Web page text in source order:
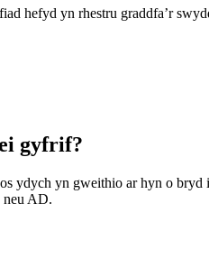
hefyd yn rhestru graddfa’r
gyfrif?
ydych yn gweithio ar hyn o
neu AD.